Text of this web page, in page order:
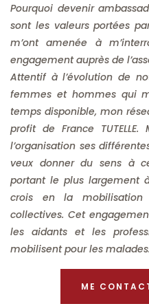
Pourquoi devenir
sont les valeurs portées
m’ont amenée à
engagement auprès de
Attentif à l’évolution de
femmes et hommes qui
temps disponible, mon
profit de France
l’organisation ses
veux donner du sens à
portant le plus largement
crois en la mobilisation
collectives. Cet
les aidants et les
mobilisent pour les malades.
ME